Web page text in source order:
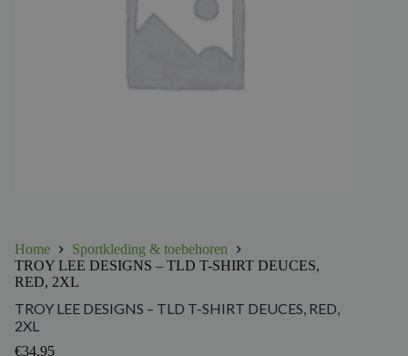
Home
Sportkleding & toebehoren
TROY LEE DESIGNS – TLD T-SHIRT DEUCES,
RED, 2XL
TROY LEE DESIGNS – TLD T-SHIRT DEUCES, RED,
2XL
€34.95